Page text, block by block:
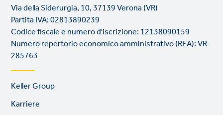
Via della Siderurgia, 10, 37139 Verona (VR)
Partita IVA: 02813890239
Codice fiscale e numero d'iscrizione: 12138090159
Numero repertorio economico amministrativo (REA): VR-
285763
Footer
Keller Group
Karriere